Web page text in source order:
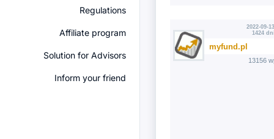
Regulations
Affiliate program
Solution for Advisors
Inform your friend
2022-09-
1424
myfund.pl
13156